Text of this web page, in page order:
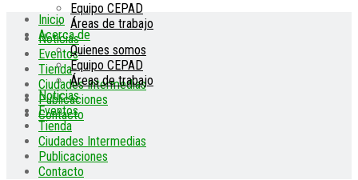
Equipo CEPAD
Áreas de trabajo
Noticias
Eventos
Tienda
Ciudades Intermedias
Publicaciones
Contacto
Inicio
Acerca de
Quienes somos
Equipo CEPAD
Áreas de trabajo
Noticias
Eventos
Tienda
Ciudades Intermedias
Publicaciones
Contacto